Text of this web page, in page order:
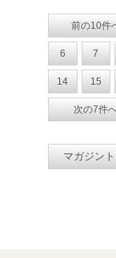
前の10件
6 7
14 15
次の7件
マガジン